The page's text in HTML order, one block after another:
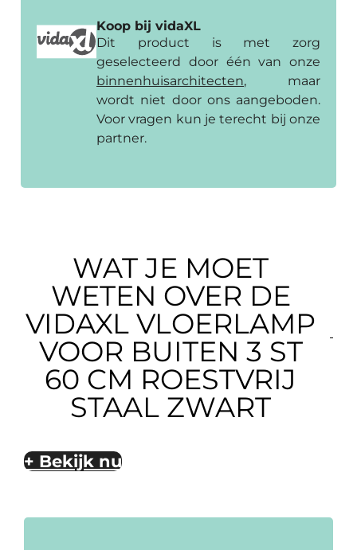
Koop bij vidaXL
Dit product is met zorg
geselecteerd door één van onze
binnenhuis­architecten, maar
wordt niet door ons aangeboden.
Voor vragen kun je terecht bij onze
partner.
WAT JE MOET
WETEN OVER DE
VIDAXL VLOERLAMP
VOOR BUITEN 3 ST
60 CM ROESTVRIJ
STAAL ZWART
+ Bekijk nu